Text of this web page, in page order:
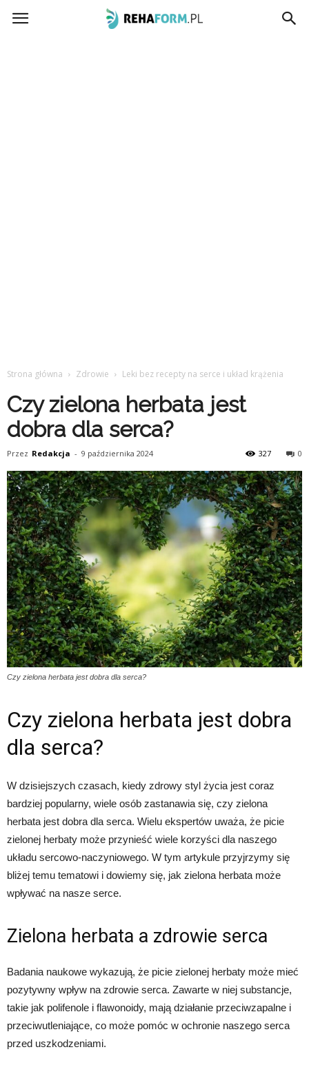
www.rehaform.pl
Strona główna Zdrowie Leki bez recepty na serce i układ krążenia
Czy zielona herbata jest
dobra dla serca?
Przez Redakcja - 9 października 2024 0
327
Czy zielona herbata jest dobra dla serca?
Czy zielona herbata jest dobra
dla serca?
W dzisiejszych czasach, kiedy zdrowy styl życia jest coraz
bardziej popularny, wiele osób zastanawia się, czy zielona
herbata jest dobra dla serca. Wielu ekspertów uważa, że picie
zielonej herbaty może przynieść wiele korzyści dla naszego
układu sercowo-naczyniowego. W tym artykule przyjrzymy się
bliżej temu tematowi i dowiemy się, jak zielona herbata może
wpływać na nasze serce.
Zielona herbata a zdrowie serca
Badania naukowe wykazują, że picie zielonej herbaty może mieć
pozytywny wpływ na zdrowie serca. Zawarte w niej substancje,
takie jak polifenole i flawonoidy, mają działanie przeciwzapalne i
przeciwutleniające, co może pomóc w ochronie naszego serca
przed uszkodzeniami.